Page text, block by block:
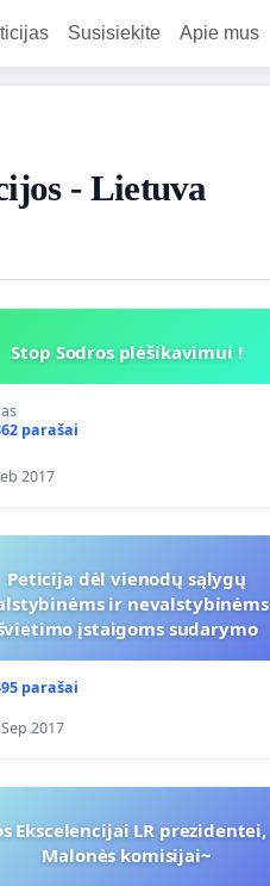
Susisiekite Apie mus
- Lietuva
Stop Sodros plėšikavimui !
parašai
2017
Peticija dėl vienodų sąlygų
ir nevalstybinėms
įstaigoms sudarymo
parašai
2017
Ekscelencijai LR prezidentei,
Malonės komisijai~